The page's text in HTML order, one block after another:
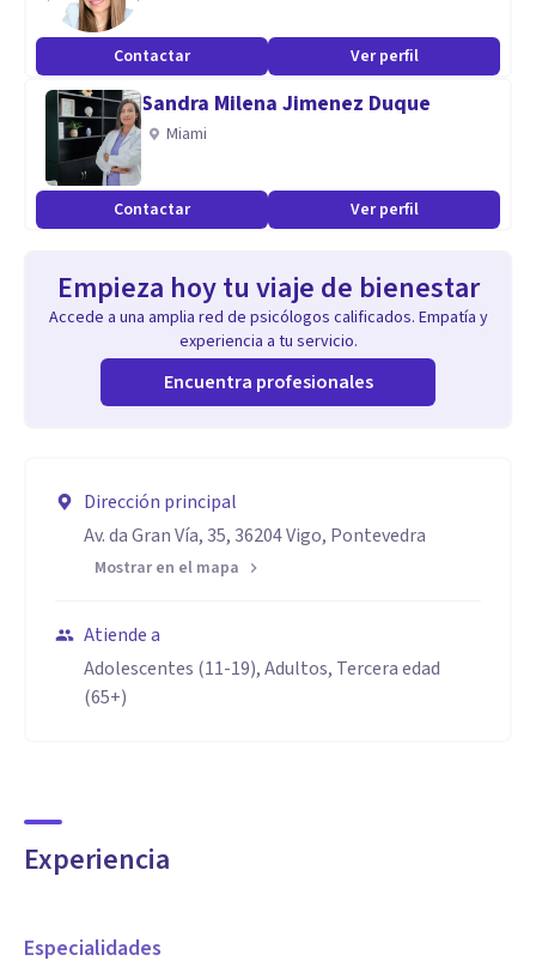
Contactar Ver perfil
Sandra Milena Jimenez Duque
Miami
Contactar Ver perfil
Empieza hoy tu viaje de bienestar
Accede a una amplia red de psicólogos calificados. Empatía y
experiencia a tu servicio.
Encuentra profesionales
Dirección principal
Av. da Gran Vía, 35, 36204 Vigo, Pontevedra
Mostrar en el mapa
Atiende a
Adolescentes (11-19), Adultos, Tercera edad
(65+)
Experiencia
Especialidades